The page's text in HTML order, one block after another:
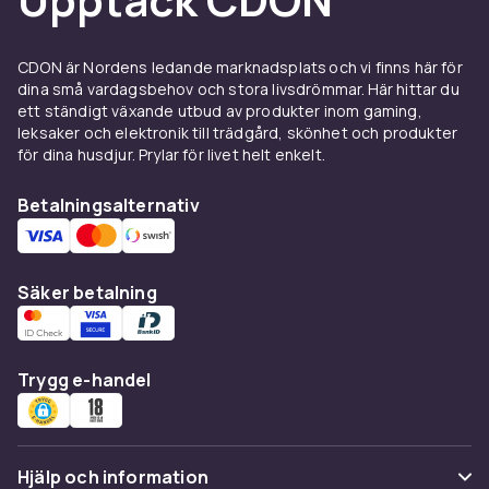
Carrie Henn
Jenette Goldstein
Mark Rolston
Charles S. Dutton
Charles Dance
Pete Postlethwaite
Brian Glover
Paul McGanne
Winona Ryder
Ron Perlman
Dan Hedaya
Michael Wincott
J. E. Freeman
Leland Orser
Raymond Cruz
CDON är Nordens ledande marknadsplats och vi finns här för
dina små vardagsbehov och stora livsdrömmar. Här hittar du
ett ständigt växande utbud av produkter inom gaming,
leksaker och elektronik till trädgård, skönhet och produkter
för dina husdjur. Prylar för livet helt enkelt.
Betalningsalternativ
Säker betalning
Trygg e-handel
Hjälp och information